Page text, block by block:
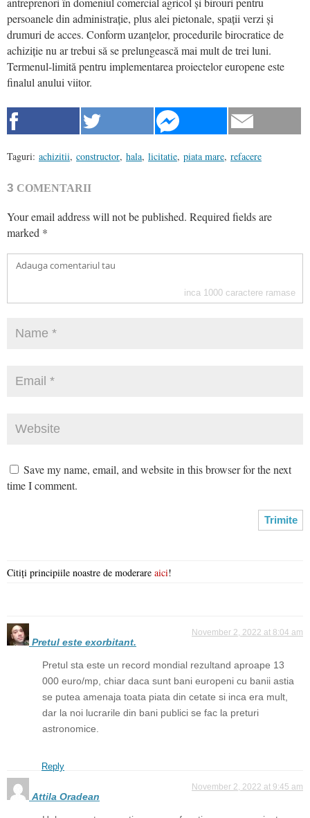
persoanele din administrație, plus alei pietonale, spații verzi și
drumuri de acces. Conform uzanțelor, procedurile birocratice de
achiziție nu ar trebui să se prelungească mai mult de trei luni.
Termenul-limită pentru implementarea proiectelor europene este
finalul anului viitor.
Taguri: achizitii, constructor, hala, licitatie, piata mare, refacere
3 COMENTARII
Your email address will not be published. Required fields are
marked *
inca 1000 caractere ramase
Save my name, email, and website in this browser for the next
time I comment.
Citiți principiile noastre de moderare aici!
Pretul este exorbitant.
November 2, 2022 at 8:04 am
Pretul sta este un record mondial rezultand aproape 13
000 euro/mp, chiar daca sunt bani europeni cu banii astia
se putea amenaja toata piata din cetate si inca era mult,
dar la noi lucrarile din bani publici se fac la preturi
astronomice.
Reply
Attila Oradean
November 2, 2022 at 9:45 am